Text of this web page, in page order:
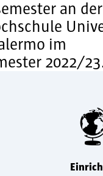
an der
im
2022/